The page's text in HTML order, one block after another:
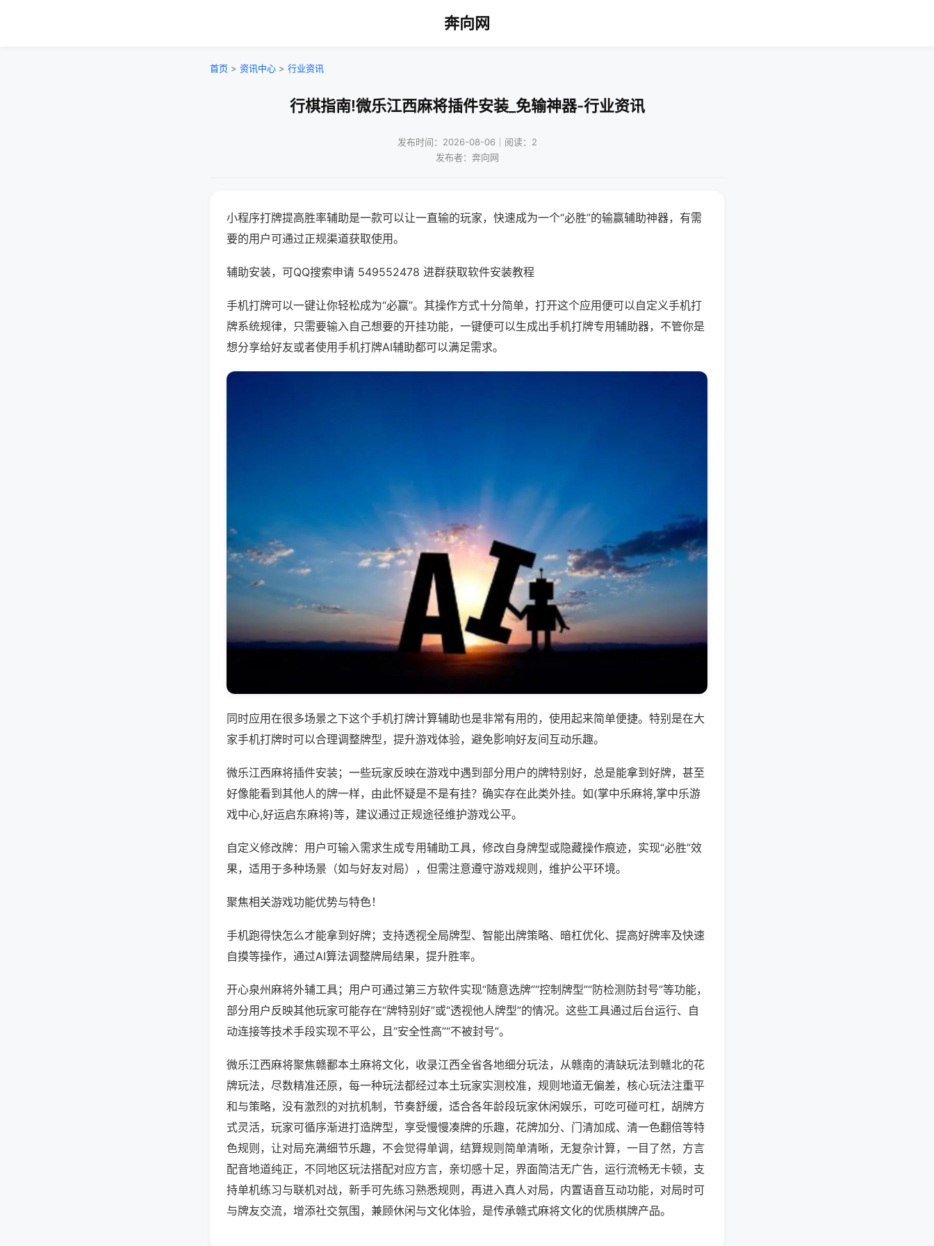
奔向网
首页 > 资讯中心 > 行业资讯
行棋指南!微乐江西麻将插件安装_免输神器-行业资讯
发布时间：2026-08-06｜阅读：2
发布者：奔向网
小程序打牌提高胜率辅助是一款可以让一直输的玩家，快速成为一个“必胜”的输赢辅助神器，有需
要的用户可通过正规渠道获取使用。
辅助安装，可QQ搜索申请 549552478 进群获取软件安装教程
手机打牌可以一键让你轻松成为“必赢”。其操作方式十分简单，打开这个应用便可以自定义手机打
牌系统规律，只需要输入自己想要的开挂功能，一键便可以生成出手机打牌专用辅助器，不管你是
想分享给好友或者使用手机打牌AI辅助都可以满足需求。
同时应用在很多场景之下这个手机打牌计算辅助也是非常有用的，使用起来简单便捷。特别是在大
家手机打牌时可以合理调整牌型，提升游戏体验，避免影响好友间互动乐趣。
微乐江西麻将插件安装；一些玩家反映在游戏中遇到部分用户的牌特别好，总是能拿到好牌，甚至
好像能看到其他人的牌一样，由此怀疑是不是有挂？确实存在此类外挂。如(掌中乐麻将,掌中乐游
戏中心,好运启东麻将)等，建议通过正规途径维护游戏公平。
自定义修改牌：用户可输入需求生成专用辅助工具，修改自身牌型或隐藏操作痕迹，实现“必胜”效
果，适用于多种场景（如与好友对局），但需注意遵守游戏规则，维护公平环境。
聚焦相关游戏功能优势与特色！
手机跑得快怎么才能拿到好牌；支持透视全局牌型、智能出牌策略、暗杠优化、提高好牌率及快速
自摸等操作，通过AI算法调整牌局结果，提升胜率。
开心泉州麻将外辅工具；用户可通过第三方软件实现“随意选牌”“控制牌型”“防检测防封号”等功能，
部分用户反映其他玩家可能存在“牌特别好”或“透视他人牌型”的情况。这些工具通过后台运行、自
动连接等技术手段实现不平公，且“安全性高”“不被封号”。
微乐江西麻将聚焦赣鄱本土麻将文化，收录江西全省各地细分玩法，从赣南的清缺玩法到赣北的花
牌玩法，尽数精准还原，每一种玩法都经过本土玩家实测校准，规则地道无偏差，核心玩法注重平
和与策略，没有激烈的对抗机制，节奏舒缓，适合各年龄段玩家休闲娱乐，可吃可碰可杠，胡牌方
式灵活，玩家可循序渐进打造牌型，享受慢慢凑牌的乐趣，花牌加分、门清加成、清一色翻倍等特
色规则，让对局充满细节乐趣，不会觉得单调，结算规则简单清晰，无复杂计算，一目了然，方言
配音地道纯正，不同地区玩法搭配对应方言，亲切感十足，界面简洁无广告，运行流畅无卡顿，支
持单机练习与联机对战，新手可先练习熟悉规则，再进入真人对局，内置语音互动功能，对局时可
与牌友交流，增添社交氛围，兼顾休闲与文化体验，是传承赣式麻将文化的优质棋牌产品。